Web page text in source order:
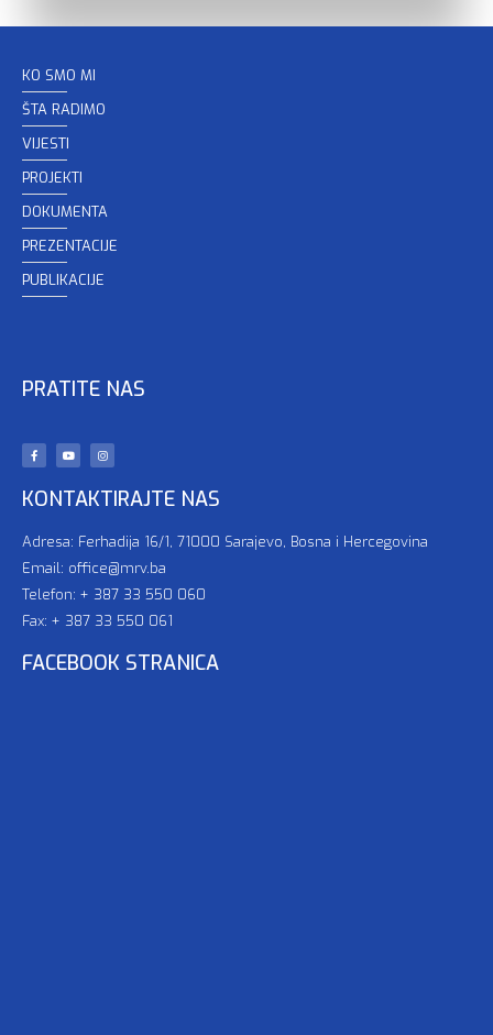
KO SMO MI
ŠTA RADIMO
VIJESTI
PROJEKTI
DOKUMENTA
PREZENTACIJE
PUBLIKACIJE
PRATITE NAS
KONTAKTIRAJTE NAS
Adresa: Ferhadija 16/1, 71000 Sarajevo, Bosna i Hercegovina
Email: office@mrv.ba
Telefon: + 387 33 550 060
Fax: + 387 33 550 061
FACEBOOK STRANICA